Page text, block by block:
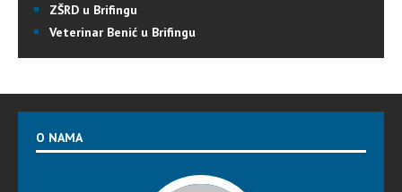
ZŠRD u Brifingu
Veterinar Benić u Brifingu
O NAMA